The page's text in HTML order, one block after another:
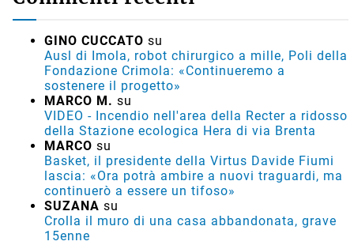
GINO CUCCATO su
Ausl di Imola, robot chirurgico a mille, Poli della
Fondazione Crimola: «Continueremo a
sostenere il progetto»
MARCO M. su
VIDEO - Incendio nell'area della Recter a ridosso
della Stazione ecologica Hera di via Brenta
MARCO su
Basket, il presidente della Virtus Davide Fiumi
lascia: «Ora potrà ambire a nuovi traguardi, ma
continuerò a essere un tifoso»
SUZANA su
Crolla il muro di una casa abbandonata, grave
15enne